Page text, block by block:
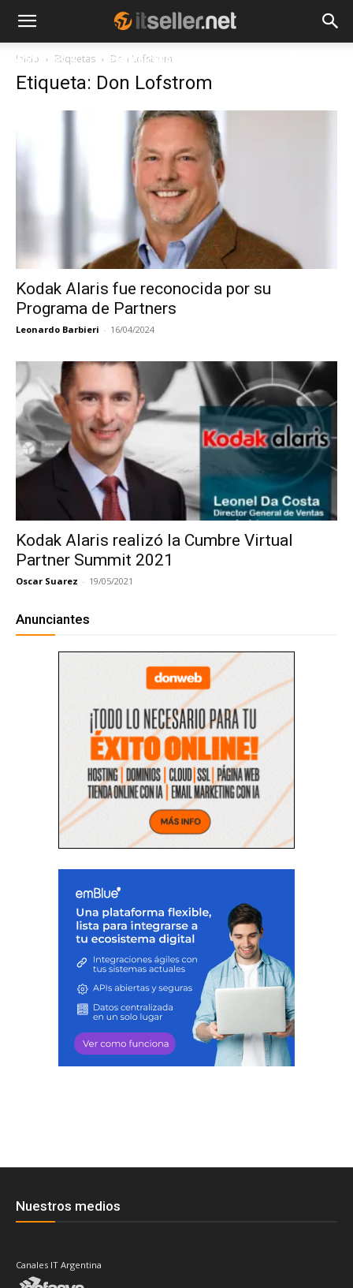
NOTICIAS TENDENCIAS
Inicio Etiquetas Don Lofstrom
Etiqueta: Don Lofstrom
Kodak Alaris fue reconocida por su
Programa de Partners
Leonardo Barbieri - 16/04/2024
Kodak Alaris realizó la Cumbre Virtual
Partner Summit 2021
Oscar Suarez - 19/05/2021
Anunciantes
Nuestros medios
Canales IT Argentina